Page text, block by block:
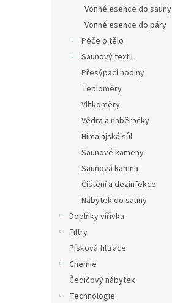
Vonné esence do sauny
Vonné esence do páry
Péče o tělo
Saunový textil
Přesýpací hodiny
Teploměry
Vlhkoměry
Vědra a naběračky
Himalajská sůl
Saunové kameny
Saunová kamna
Čištění a dezinfekce
Nábytek do sauny
Doplňky vířivka
Filtry
Písková filtrace
Chemie
Čedičový nábytek
Technologie